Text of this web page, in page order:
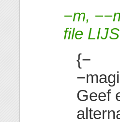
−m,
file
{−
Geef